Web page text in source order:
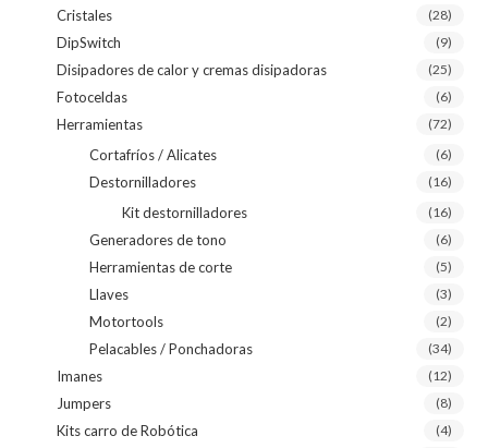
Cristales (28)
DipSwitch (9)
Disipadores de calor y cremas disipadoras (25)
Fotoceldas (6)
Herramientas (72)
Cortafríos / Alicates (6)
Destornilladores (16)
Kit destornilladores (16)
Generadores de tono (6)
Herramientas de corte (5)
Llaves (3)
Motortools (2)
Pelacables / Ponchadoras (34)
Imanes (12)
Jumpers (8)
Kits carro de Robótica (4)